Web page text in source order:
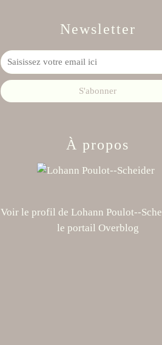
Newsletter
À propos
Voir le profil de Lohann Poulot--
le portail Overblog